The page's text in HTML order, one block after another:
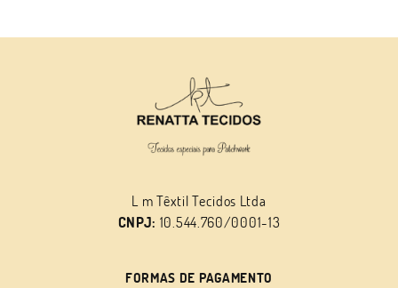
L m Têxtil Tecidos Ltda
CNPJ: 10.544.760/0001-13
FORMAS DE PAGAMENTO